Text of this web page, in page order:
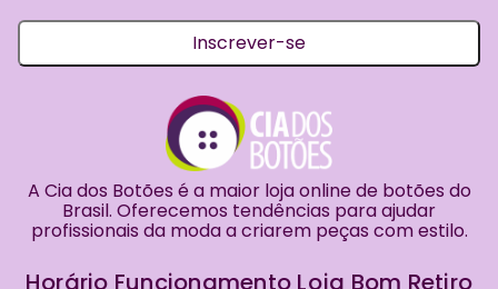
Inscrever-se
A Cia dos Botões é a maior loja online de botões do
Brasil. Oferecemos tendências para ajudar
profissionais da moda a criarem peças com estilo.
Horário Funcionamento Loja Bom Retiro